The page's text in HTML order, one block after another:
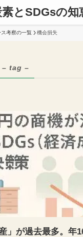
素とSDGsの知
考察の一覧 機会損失
– tag –
」が過去最多。年